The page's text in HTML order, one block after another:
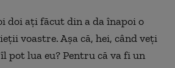
doi aţi făcut din a da înapoi o
voastre. Aşa că, hei, când veţi
pot lua eu? Pentru că va fi un